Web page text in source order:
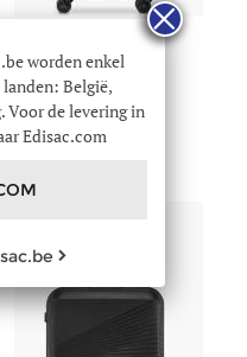
-2,7 kg-33 liter
worden enkel
België,
Voor de levering in
Edisac.com